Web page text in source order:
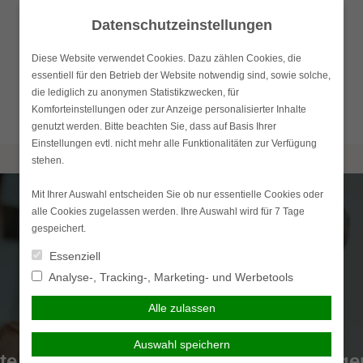
Datenschutzeinstellungen
Diese Website verwendet Cookies. Dazu zählen Cookies, die
essentiell für den Betrieb der Website notwendig sind, sowie solche,
die lediglich zu anonymen Statistikzwecken, für
Komforteinstellungen oder zur Anzeige personalisierter Inhalte
genutzt werden. Bitte beachten Sie, dass auf Basis Ihrer
Einstellungen evtl. nicht mehr alle Funktionalitäten zur Verfügung
stehen.
Mit Ihrer Auswahl entscheiden Sie ob nur essentielle Cookies oder
alle Cookies zugelassen werden. Ihre Auswahl wird für 7 Tage
gespeichert.
Essenziell
Analyse-, Tracking-, Marketing- und Werbetools
Alle zulassen
Auswahl speichern